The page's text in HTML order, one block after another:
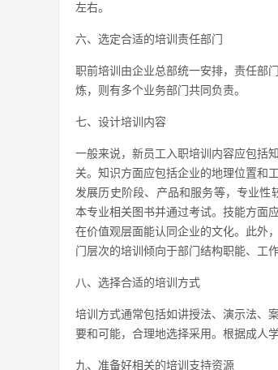
左右。
六、选定合适的培训责任部门
职前培训由企业总部统一安排，责任部
炼，则有多个业务部门共同负责。
七、设计培训内容
一般来说，新员工入职培训内容应包括
关。知识方面应包括企业的地理位置和
发展历史阶段、产品和服务等，专业
本专业相关图书并通过考试。技能方面
在价值观层面能认同企业的文化。此外
门层次的培训倾向于部门结构职能、工
八、选择合适的培训方式
培训方式通常包括如讲授法、演示法、
要和可能，合理地选择采用。根据成人
九、准备好相关的培训支持资源